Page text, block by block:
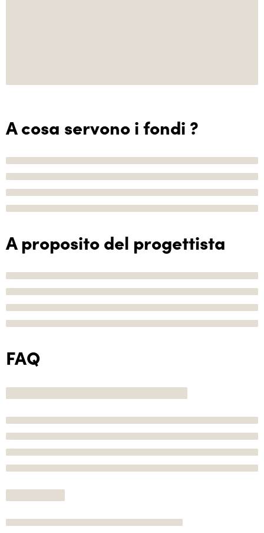
A cosa servono i fondi ?
A proposito del progettista
FAQ